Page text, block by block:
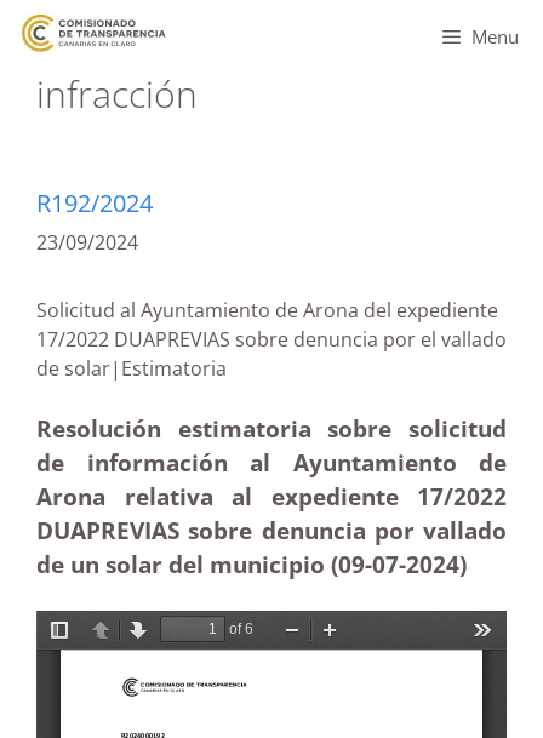
Menu
infracción
R192/2024
23/09/2024
Solicitud al Ayuntamiento de Arona del expediente
17/2022 DUAPREVIAS sobre denuncia por el vallado
de solar|Estimatoria
Resolución estimatoria sobre solicitud
de información al Ayuntamiento de
Arona relativa al expediente 17/2022
DUAPREVIAS sobre denuncia por vallado
de un solar del municipio (09-07-2024)